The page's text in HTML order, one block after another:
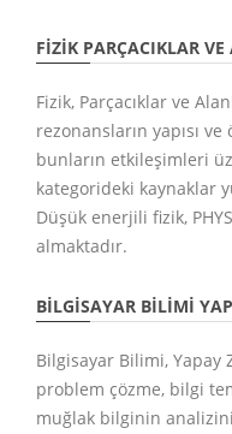
FIZIK PARÇACIKLAR
Fizik, Parçacıklar ve
rezonansların yapısı
bunların etkileşimleri
kategorideki kaynaklar
Düşük enerjili fizik,
almaktadır.
BILGISAYAR BILIMI
Bilgisayar Bilimi, Yapay
problem çözme, bilgi
muğlak bilginin